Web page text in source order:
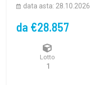
data asta: 28.10.2026
da €28.857
Lotto
1